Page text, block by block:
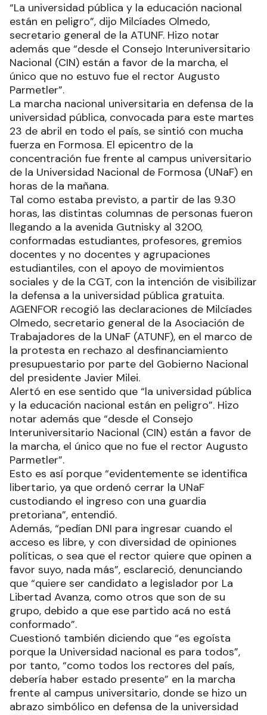
“La universidad pública y la educación nacional
están en peligro”, dijo Milcíades Olmedo,
secretario general de la ATUNF. Hizo notar
además que “desde el Consejo Interuniversitario
Nacional (CIN) están a favor de la marcha, el
único que no estuvo fue el rector Augusto
Parmetler”.
La marcha nacional universitaria en defensa de la
universidad pública, convocada para este martes
23 de abril en todo el país, se sintió con mucha
fuerza en Formosa. El epicentro de la
concentración fue frente al campus universitario
de la Universidad Nacional de Formosa (UNaF) en
horas de la mañana.
Tal como estaba previsto, a partir de las 9.30
horas, las distintas columnas de personas fueron
llegando a la avenida Gutnisky al 3200,
conformadas estudiantes, profesores, gremios
docentes y no docentes y agrupaciones
estudiantiles, con el apoyo de movimientos
sociales y de la CGT, con la intención de visibilizar
la defensa a la universidad pública gratuita.
AGENFOR recogió las declaraciones de Milcíades
Olmedo, secretario general de la Asociación de
Trabajadores de la UNaF (ATUNF), en el marco de
la protesta en rechazo al desfinanciamiento
presupuestario por parte del Gobierno Nacional
del presidente Javier Milei.
Alertó en ese sentido que “la universidad pública
y la educación nacional están en peligro”. Hizo
notar además que “desde el Consejo
Interuniversitario Nacional (CIN) están a favor de
la marcha, el único que no fue el rector Augusto
Parmetler”.
Esto es así porque “evidentemente se identifica
libertario, ya que ordenó cerrar la UNaF
custodiando el ingreso con una guardia
pretoriana”, entendió.
Además, “pedían DNI para ingresar cuando el
acceso es libre, y con diversidad de opiniones
políticas, o sea que el rector quiere que opinen a
favor suyo, nada más”, esclareció, denunciando
que “quiere ser candidato a legislador por La
Libertad Avanza, como otros que son de su
grupo, debido a que ese partido acá no está
conformado”.
Cuestionó también diciendo que “es egoísta
porque la Universidad nacional es para todos”,
por tanto, “como todos los rectores del país,
debería haber estado presente” en la marcha
frente al campus universitario, donde se hizo un
abrazo simbólico en defensa de la universidad